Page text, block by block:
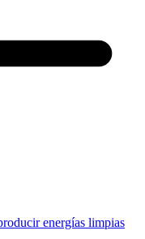
energías limpias